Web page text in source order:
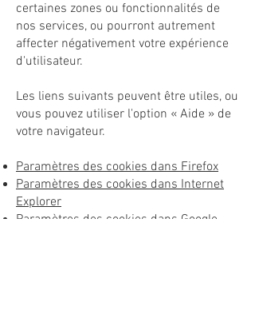
certaines zones ou fonctionnalités de
nos services, ou pourront autrement
affecter négativement votre expérience
d'utilisateur.
Les liens suivants peuvent être utiles, ou
vous pouvez utiliser l'option « Aide » de
votre navigateur.
Paramètres des cookies dans Firefox
Paramètres des cookies dans Internet
Explorer
Paramètres des cookies dans Google